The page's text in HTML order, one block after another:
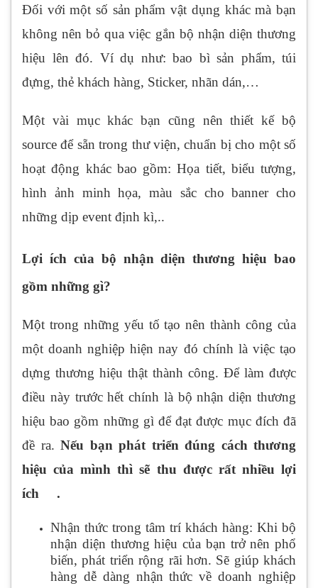
Đối với một số sản phẩm vật dụng khác mà bạn
không nên bỏ qua việc gắn bộ nhận diện thương
hiệu lên đó. Ví dụ như: bao bì sản phẩm, túi
đựng, thẻ khách hàng, Sticker, nhãn dán,…
Một vài mục khác bạn cũng nên thiết kế bộ
source để sẵn trong thư viện, chuẩn bị cho một số
hoạt động khác bao gồm: Họa tiết, biểu tượng,
hình ảnh minh họa, màu sắc cho banner cho
những dịp event định kì,..
Lợi ích của bộ nhận diện thương hiệu bao
gồm những gì?
Một trong những yếu tố tạo nên thành công của
một doanh nghiệp hiện nay đó chính là việc tạo
dựng thương hiệu thật thành công. Để làm được
điều này trước hết chính là bộ nhận diện thương
hiệu bao gồm những gì để đạt được mục đích đã
đề ra. Nếu bạn phát triển đúng cách thương
hiệu của mình thì sẽ thu được rất nhiều lợi
ích .
Nhận thức trong tâm trí khách hàng: Khi bộ
nhận diện thương hiệu của bạn trở nên phổ
biến, phát triển rộng rãi hơn. Sẽ giúp khách
hàng dễ dàng nhận thức về doanh nghiệp